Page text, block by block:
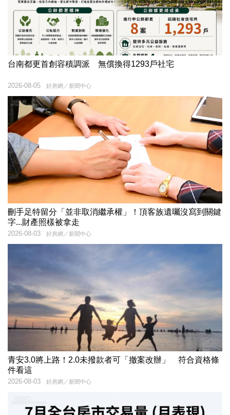
台南都更首創容積調派 無償換得1293戶社宅
好房網／新聞中心
2026-08-05
刪手足特留分「並非取消繼承權」！頂客族遺囑沒寫到關鍵
字...財產照樣被拿走
好房網／新聞中心
2026-08-03
青安3.0將上路！2.0未撥款者可「撤案改辦」 符合資格條
件看這
好房網／新聞中心
2026-08-03